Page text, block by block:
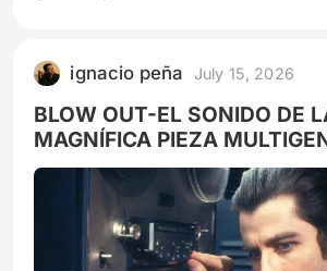
biografía de él, sobre la que
continuación, fue estrenada en
Universal Pictures en 1957,
ignacio peña July 15, 2026
BLOW OUT-EL SONIDO DE
MAGNÍFICA PIEZA